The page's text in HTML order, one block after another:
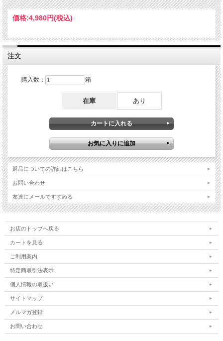
※ゼリーのフィルム蓋が透明の場合もございますが、中身は同じですのでご了承く
ださい。
通常御入金確認後2-5営業日後発送（但し土日・祝日除く）。
1箱ごとに送料は1,760円（但し北海道と沖縄2,750円）。
他の商品と同一梱包発送可能です。
価格:4,980円(税込)
注文
購入数： 箱
在庫 あり
返品についての詳細はこちら
お問い合わせ
友達にメールですすめる
お店のトップへ戻る
カートを見る
ご利用案内
特定商取引法表示
個人情報の取扱い
サイトマップ
メルマガ登録
お問い合わせ